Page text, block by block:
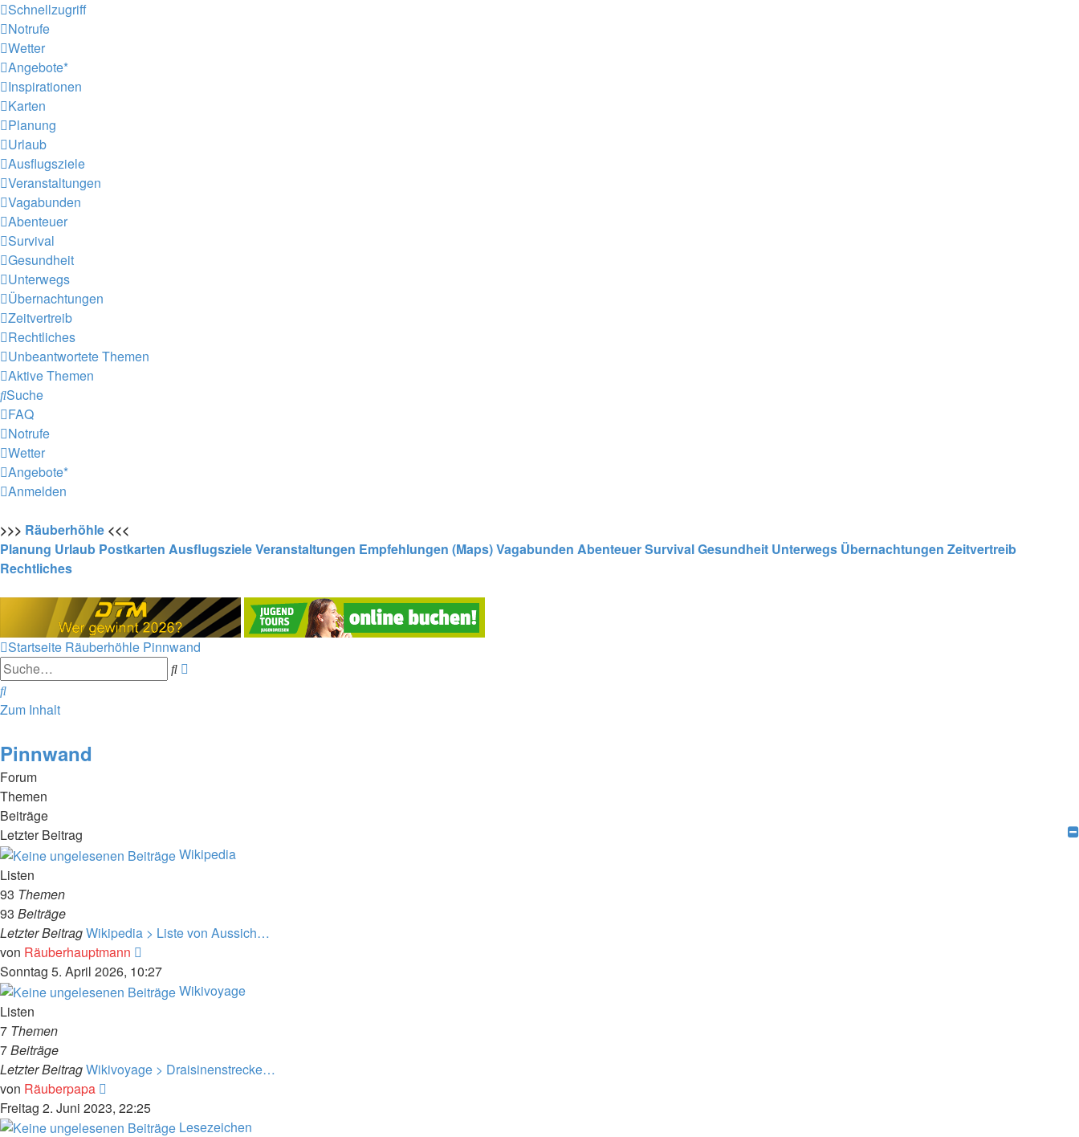
Schnellzugriff
Notrufe
Wetter
Angebote*
Inspirationen
Karten
Planung
Urlaub
Ausflugsziele
Veranstaltungen
Vagabunden
Abenteuer
Survival
Gesundheit
Unterwegs
Übernachtungen
Zeitvertreib
Rechtliches
Unbeantwortete Themen
Aktive Themen
Suche
FAQ
Notrufe
Wetter
Angebote*
Anmelden
>>> Räuberhöhle <<<
Planung Urlaub Postkarten AusflugszieleVeranstaltungen Empfehlungen (Maps)Vagabunden AbenteuerSurvivalGesundheit Unterwegs Übernachtungen Zeitvertreib
Rechtliches
Startseite Räuberhöhle Pinnwand
Suche
Suche
Zum Inhalt
Pinnwand
Forum
Themen
Beiträge
Letzter Beitrag
Wikipedia
Listen
93 Themen
93 Beiträge
Letzter BeitragWikipedia > Liste von Aussich…
von Räuberhauptmann
Beitrag
Sonntag 5. April 2026, 10:27
Wikivoyage
Listen
7 Themen
7Beiträge
Letzter BeitragWikivoyage > Draisinenstrecke…
von Räuberpapa
Beitrag
Freitag 2. Juni 2023, 22:25
Lesezeichen